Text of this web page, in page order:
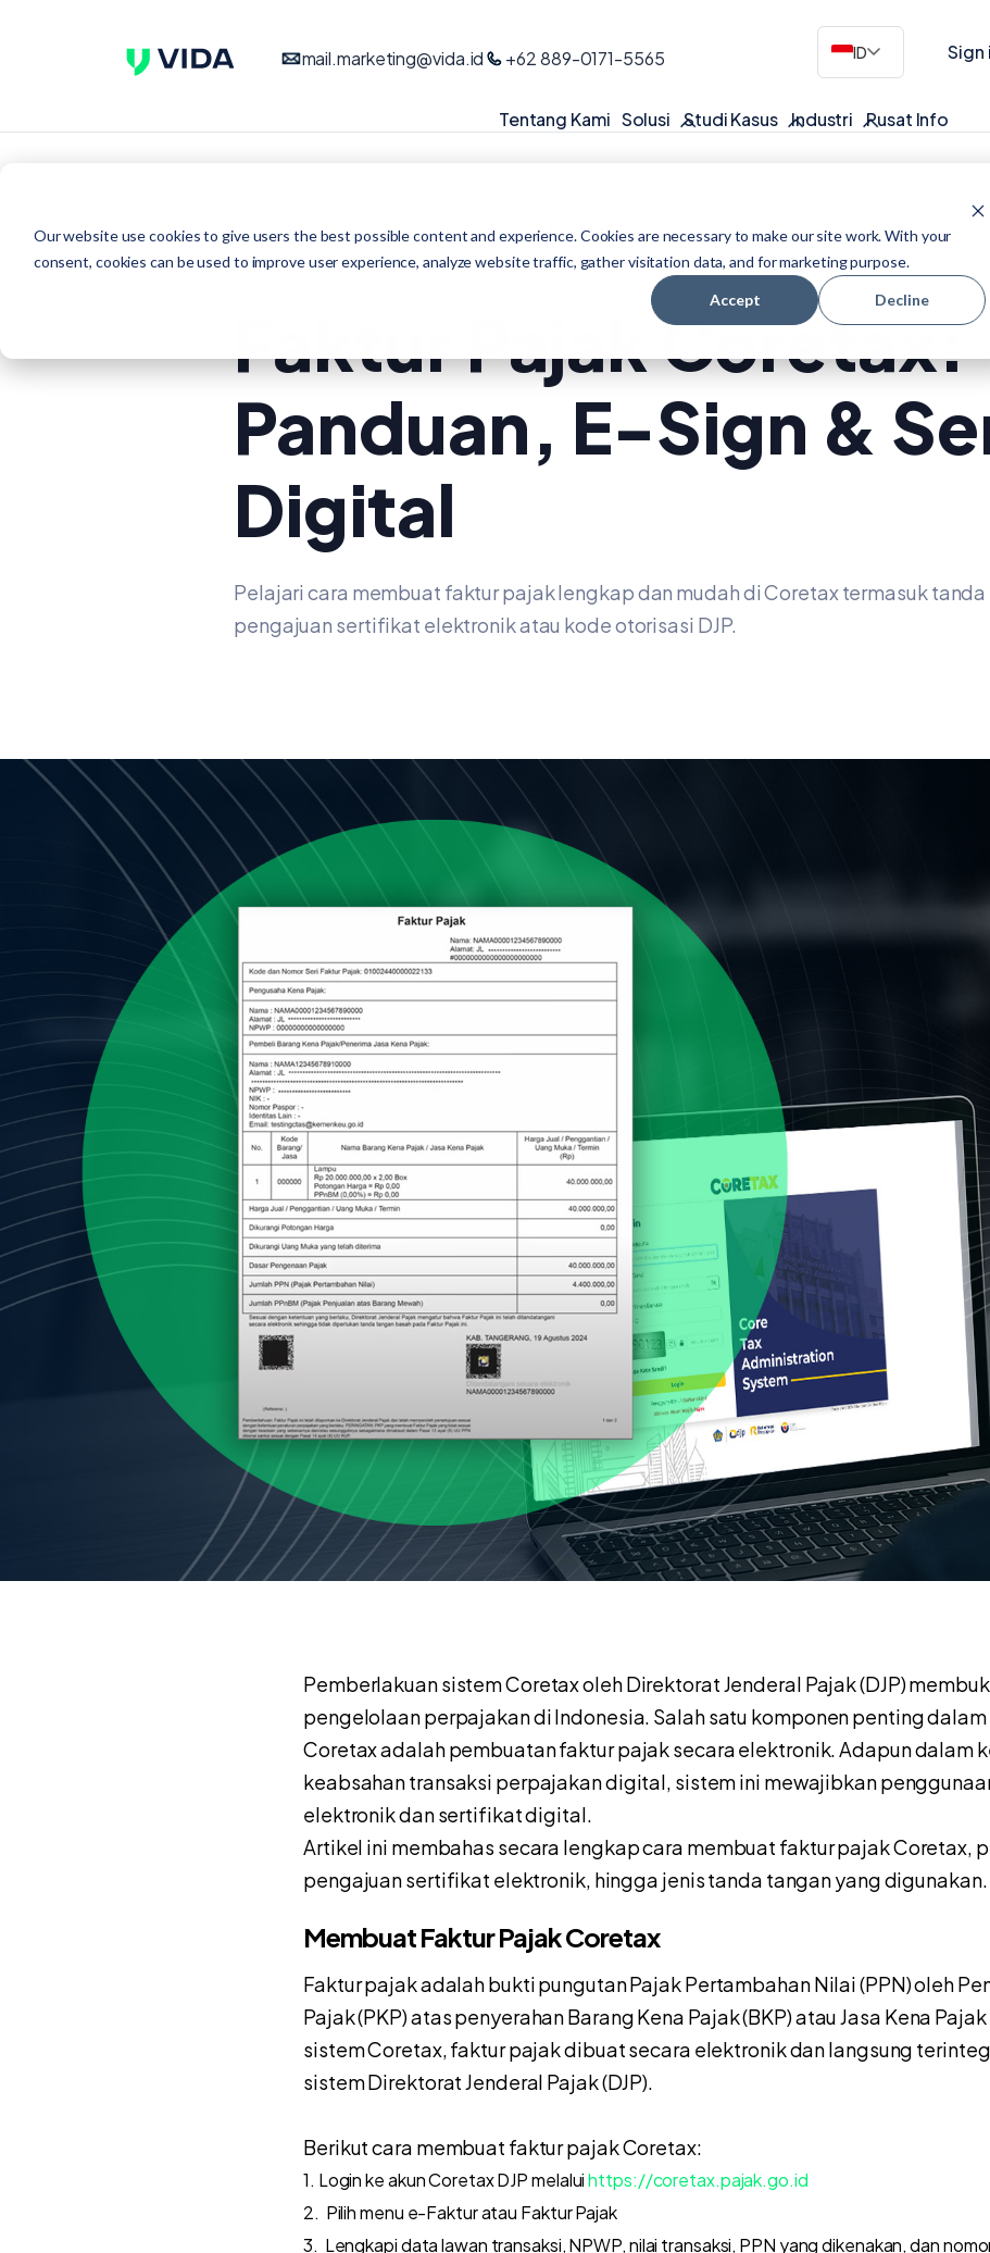
Our website use cookies to give users the best possible content and experience. Cookies are necessary to make our site work. With your
consent, cookies can be used to improve user experience, analyze website traffic, gather visitation data, and for marketing purpose.
Accept Decline
mail.marketing@vida.id +62 889-0171-5565 ID Sign
Tentang Kami Solusi Studi Kasus Industri Pusat Info
sertifikat elektronik Okt 10, 2025
Faktur Pajak Coretax:
Panduan, E-Sign &
Digital
Pelajari cara membuat faktur pajak lengkap dan mudah di Coretax termasuk
pengajuan sertifikat elektronik atau kode otorisasi DJP.
Pemberlakuan sistem Coretax oleh Direktorat Jenderal Pajak (DJP)
pengelolaan perpajakan di Indonesia. Salah satu komponen penting
Coretax adalah pembuatan faktur pajak secara elektronik. Adapun dalam
keabsahan transaksi perpajakan digital, sistem ini mewajibkan
elektronik dan sertifikat digital.
Artikel ini membahas secara lengkap cara membuat faktur pajak Coretax,
pengajuan sertifikat elektronik, hingga jenis tanda tangan yang digunakan.
Membuat Faktur Pajak Coretax
Faktur pajak adalah bukti pungutan Pajak Pertambahan Nilai (PPN) oleh
Pajak (PKP) atas penyerahan Barang Kena Pajak (BKP) atau Jasa Kena Pajak
sistem Coretax, faktur pajak dibuat secara elektronik dan langsung
sistem Direktorat Jenderal Pajak (DJP).
Berikut cara membuat faktur pajak Coretax:
1. Login ke akun Coretax DJP melalui https://coretax.pajak.go.id
2. Pilih menu e-Faktur atau Faktur Pajak
3. Lengkapi data lawan transaksi, NPWP, nilai transaksi, PPN yang dikenakan, dan